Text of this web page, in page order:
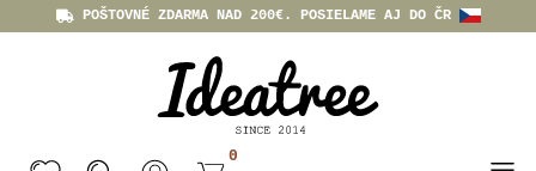
POŠTOVNÉ ZDARMA NAD 200€. POSIELAME AJ DO ČR
0